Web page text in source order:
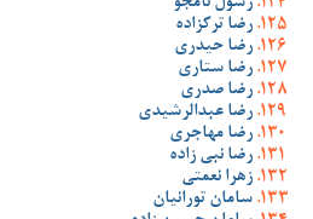
رسول نامجو
رضا ترکزاده
رضا حیدری
رضا ستاری
رضا صدری
رضا عبدالرشیدی
رضا مهاجری
رضا نبی زاده
زهرا نعمتی
سامان تورانیان